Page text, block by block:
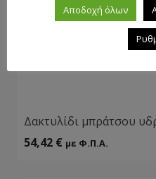
Δακτυλίδι μπράτσου
54,42 € με Φ.Π.Α.
Αποδοχή όλων